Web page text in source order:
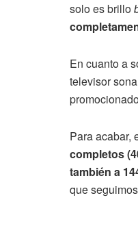
solo es brillo
En cuanto a
televisor
Para acabar,
completos
también a
que